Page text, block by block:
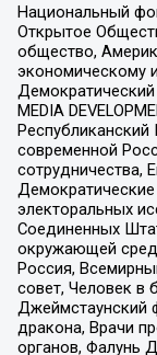
Национальный
Открытое
общество,
экономическому
MEDIA
Республиканский
современной
сотрудничества,
электоральных
Соединенных
окружающей
Россия,
совет, Человек в
Джеймстаунский
дракона, Врачи
органов, Фалунь